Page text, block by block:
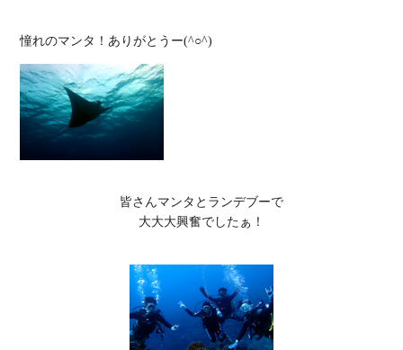
皆さんマンタとランデブーで
大大大興奮でしたぁ！